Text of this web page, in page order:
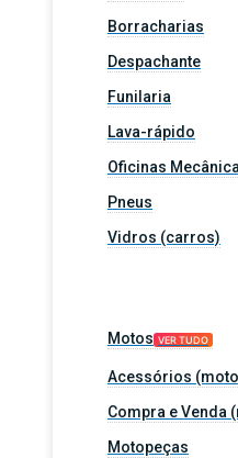
Borracharias
Despachante
Funilaria
Lava-rápido
Oficinas
Pneus
Vidros (carros)
Motos VER TUDO
Acessórios
Compra e Venda
Motopeças